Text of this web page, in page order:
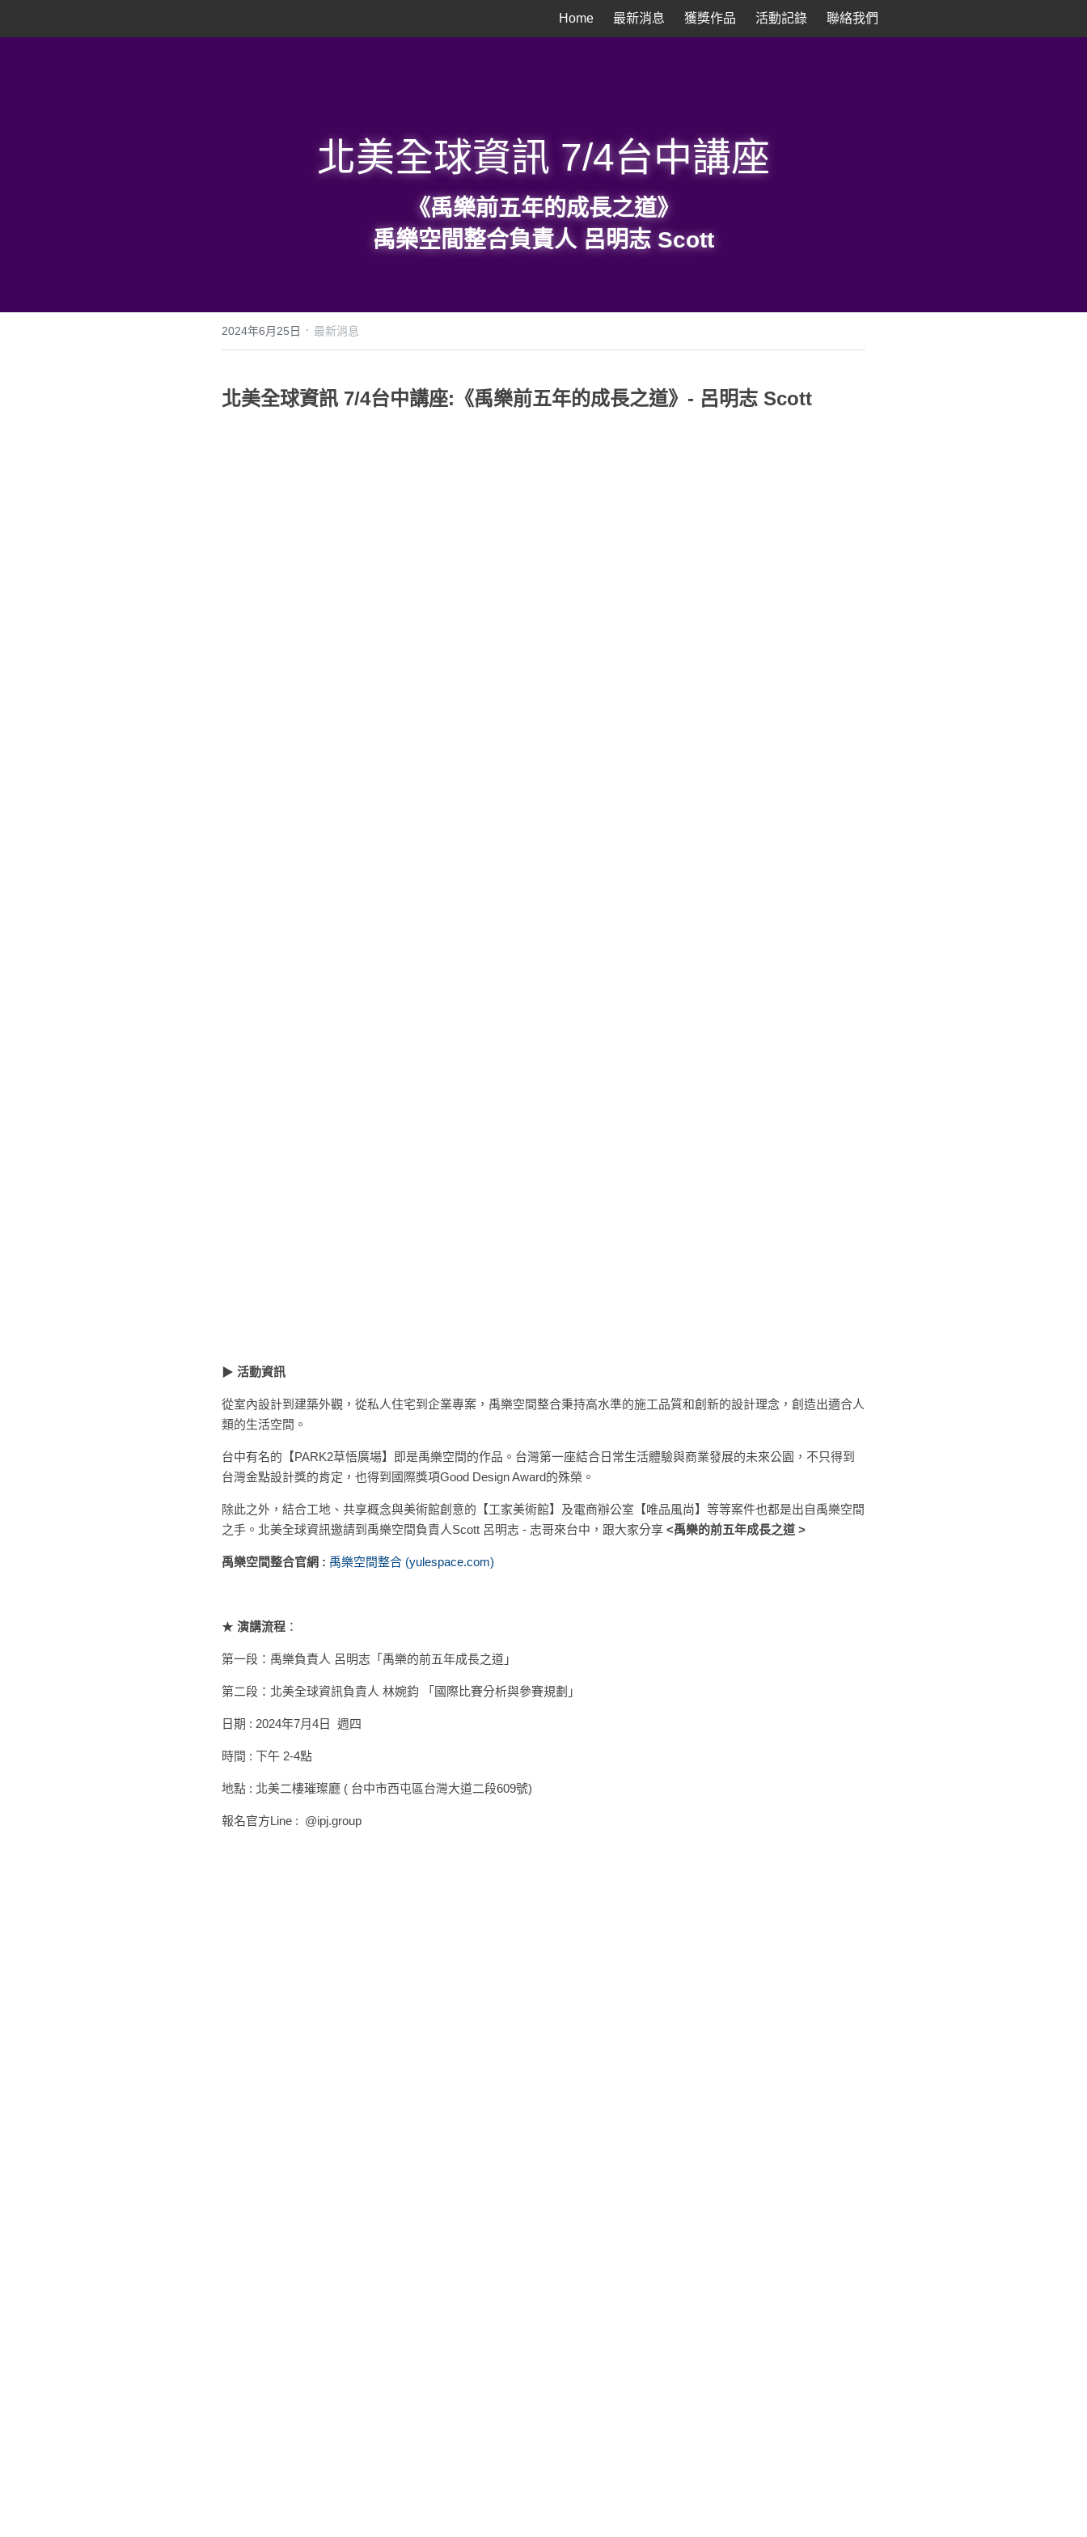
Home 最新消息 獲獎作品 活動記錄 聯絡我們
北美全球資訊 7/4台中講座
《禹樂前五年的成長之道》
禹樂空間整合負責人 呂明志 Scott
2024年6月25日 · 最新消息
北美全球資訊 7/4台中講座:《禹樂前五年的成長之道》- 呂明志 Scott
▶ 活動資訊
從室內設計到建築外觀，從私人住宅到企業專案，禹樂空間整合秉持高水準的施工品質和創新的設計理念，創造出適合人
類的生活空間。
台中有名的【PARK2草悟廣場】即是禹樂空間的作品。台灣第一座結合日常生活體驗與商業發展的未來公園，不只得到台
灣金點設計獎的肯定，也得到國際獎項Good Design Award的殊榮。
除此之外，結合工地、共享概念與美術館創意的【工家美術館】及電商辦公室【唯品風尚】等等案件也都是出自禹樂空間
之手。北美全球資訊邀請到禹樂空間負責人Scott 呂明志 - 志哥來台中，跟大家分享 <禹樂的前五年成長之道 >
禹樂空間整合官網 : 禹樂空間整合 (yulespace.com)
★ 演講流程 ：
第一段：禹樂負責人 呂明志「禹樂的前五年成長之道」
第二段：北美全球資訊負責人 林婉鈞 「國際比賽分析與參賽規劃」
日期 : 2024年7月4日  週四
時間 : 下午 2-4點
地點 : 北美二樓璀璨廳 ( 台中市西屯區台灣大道二段609號)
報名官方Line :  @ipj.group